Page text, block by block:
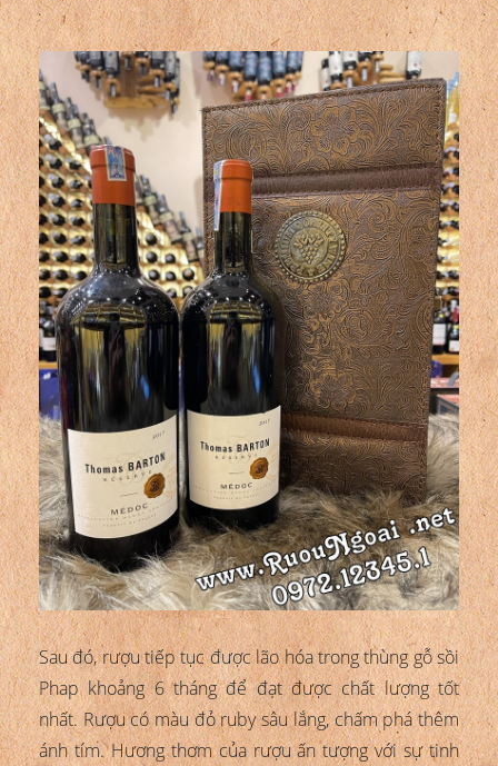
Sau đó, rượu tiếp tục được lão hóa trong thùng gỗ sồi
Phap khoảng 6 tháng để đạt được chất lượng tốt
nhất. Rượu có màu đỏ ruby sâu lắng, chấm phá thêm
ánh tím. Hương thơm của rượu ấn tượng với sự tinh